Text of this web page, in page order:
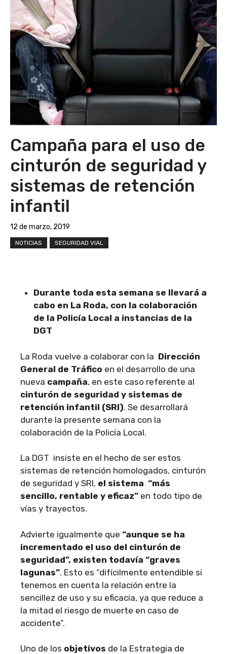
Campaña para el uso de
cinturón de seguridad y
sistemas de retención
infantil
12 de marzo, 2019
NOTICIAS SEGURIDAD VIAL
Durante toda esta semana se llevará a
cabo en La Roda, con la colaboración
de la Policía Local a instancias de la
DGT
La Roda vuelve a colaborar con la Dirección
General de Tráfico en el desarrollo de una
nueva campaña, en este caso referente al
cinturón de seguridad y sistemas de
retención infantil (SRI). Se desarrollará
durante la presente semana con la
colaboración de la Policía Local.
La DGT insiste en el hecho de ser estos
sistemas de retención homologados, cinturón
de seguridad y SRI, el sistema “más
sencillo, rentable y eficaz” en todo tipo de
vías y trayectos.
Advierte igualmente que “aunque se ha
incrementado el uso del cinturón de
seguridad”, existen todavía “graves
lagunas”. Esto es “difícilmente entendible si
tenemos en cuenta la relación entre la
sencillez de uso y su eficacia, ya que reduce a
la mitad el riesgo de muerte en caso de
accidente”.
Uno de los objetivos de la Estrategia de